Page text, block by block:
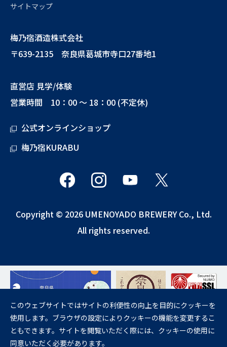
サイトマップ
梅乃宿酒造株式会社
〒639-2135 奈良県葛城市寺口27番地1
直営店 見学/体験
営業時間 10：00 ～ 18：00 (不定休)
公式オンラインショップ
梅乃宿KURABU
Copyright © 2026 UMENOYADO BREWERY Co., Ltd.
All rights reserved.
飲酒は20歳になってから。
妊娠中や授乳期の飲酒は、胎児・乳児の発育に悪影響を与えるおそれが
あります。
このウェブサイトではサイトの利便性の向上を目的にクッキーを
使用します。ブラウザの設定によりクッキーの機能を変更するこ
ともできます。サイトを閲覧いただく際には、クッキーの使用に
同意いただく必要があります。